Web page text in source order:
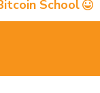
School